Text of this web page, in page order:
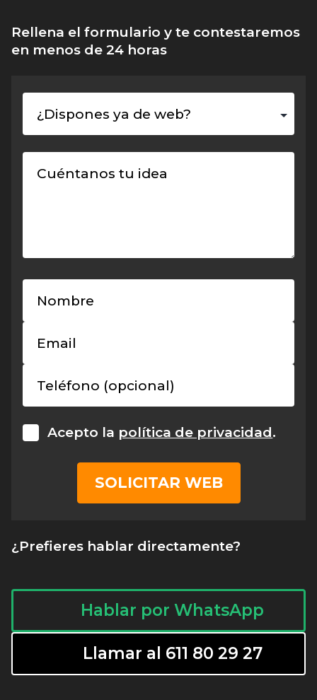
Rellena el formulario y te contestaremos
en menos de 24 horas
¿Dispones ya de web?
Cuéntanos tu idea
Nombre
Email
Teléfono (opcional)
Acepto la política de privacidad.
¿Prefieres hablar directamente?
Hablar por WhatsApp
Llamar al 611 80 29 27